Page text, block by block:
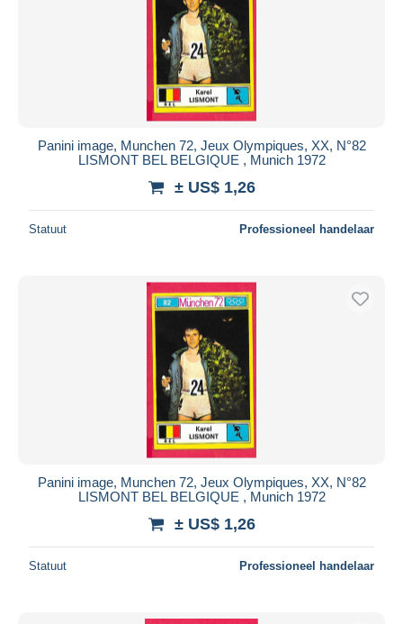
Panini image, Munchen 72, Jeux Olympiques, XX, N°82
LISMONT BEL BELGIQUE , Munich 1972
± US$ 1,26
Statuut Professioneel handelaar
Panini image, Munchen 72, Jeux Olympiques, XX, N°82
LISMONT BEL BELGIQUE , Munich 1972
± US$ 1,26
Statuut Professioneel handelaar